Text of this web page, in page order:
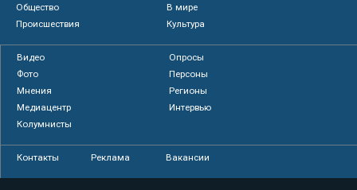
Общество
В мире
Происшествия
Культура
Видео
Опросы
Фото
Персоны
Мнения
Регионы
Медиацентр
Интервью
Колумнисты
Контакты Реклама Вакансии